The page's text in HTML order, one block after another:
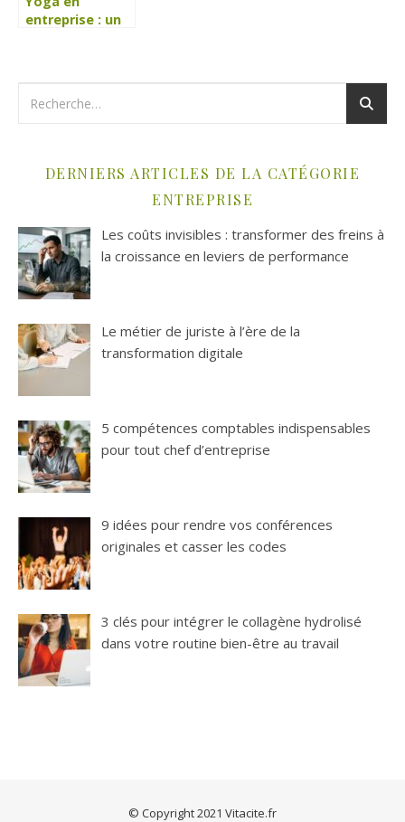
entreprise : un
DERNIERS ARTICLES DE LA CATÉGORIE
ENTREPRISE
Les coûts invisibles : transformer des freins à
la croissance en leviers de performance
Le métier de juriste à l’ère de la
transformation digitale
5 compétences comptables indispensables
pour tout chef d’entreprise
9 idées pour rendre vos conférences
originales et casser les codes
3 clés pour intégrer le collagène hydrolisé
dans votre routine bien-être au travail
© Copyright 2021 Vitacite.fr